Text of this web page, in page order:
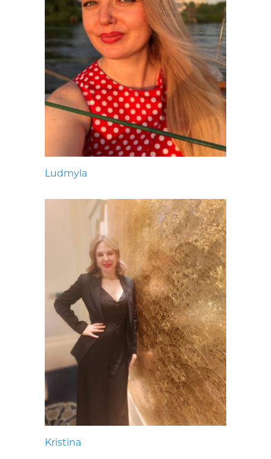
Ludmyla
Kristina